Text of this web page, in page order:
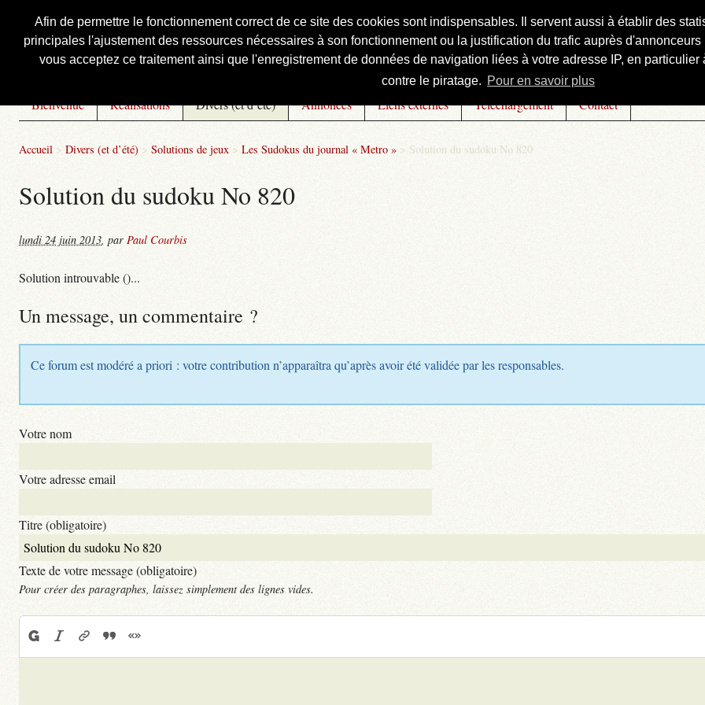
Afin de permettre le fonctionnement correct de ce site des cookies sont indispensables. Il servent aussi à établir des
principales l'ajustement des ressources nécessaires à son fonctionnement ou la justification du trafic auprès
vous acceptez ce traitement ainsi que l'enregistrement de données de navigation liées à votre adresse IP, en
contre le piratage. Pour en savoir plus
Courbis, « LE » Blog Officiel
Bienvenue Réalisations Divers (et d’été) Annonces Liens externes Téléchargement Contact
Accueil > Divers (et d’été) > Solutions de jeux > Les Sudokus du journal « Metro » > Solution du sudoku No 820
Solution du sudoku No 820
lundi 24 juin 2013, par Paul Courbis
Solution introuvable ()...
Un message, un commentaire ?
Ce forum est modéré a priori : votre contribution n’apparaîtra qu’après avoir été validée par les responsables.
Votre nom
Votre adresse email
Titre (obligatoire)
Texte de votre message (obligatoire)
Pour créer des paragraphes, laissez simplement des lignes vides.